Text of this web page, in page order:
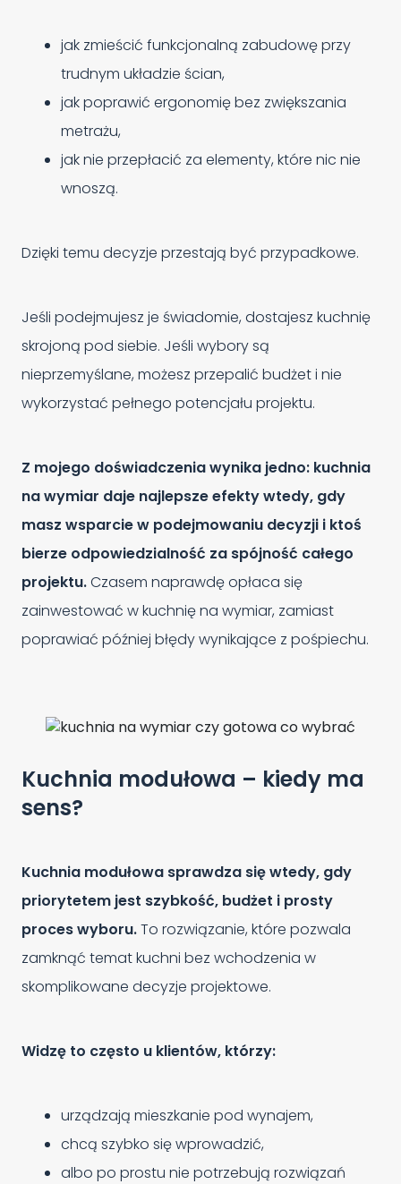
jak zmieścić funkcjonalną zabudowę przy
trudnym układzie ścian,
jak poprawić ergonomię bez zwiększania
metrażu,
jak nie przepłacić za elementy, które nic nie
wnoszą.
Dzięki temu decyzje przestają być przypadkowe.
Jeśli podejmujesz je świadomie, dostajesz kuchnię
skrojoną pod siebie. Jeśli wybory są
nieprzemyślane, możesz przepalić budżet i nie
wykorzystać pełnego potencjału projektu.
Z mojego doświadczenia wynika jedno: kuchnia
na wymiar daje najlepsze efekty wtedy, gdy
masz wsparcie w podejmowaniu decyzji i ktoś
bierze odpowiedzialność za spójność całego
projektu.Czasem naprawdę opłaca się
zainwestować w kuchnię na wymiar, zamiast
poprawiać później błędy wynikające z pośpiechu.
Kuchnia modułowa – kiedy ma
sens?
Kuchnia modułowa sprawdza się wtedy, gdy
priorytetem jest szybkość, budżet i prosty
proces wyboru.To rozwiązanie, które pozwala
zamknąć temat kuchni bez wchodzenia w
skomplikowane decyzje projektowe.
Widzę to często u klientów, którzy:
urządzają mieszkanie pod wynajem,
chcą szybko się wprowadzić,
albo po prostu nie potrzebują rozwiązań